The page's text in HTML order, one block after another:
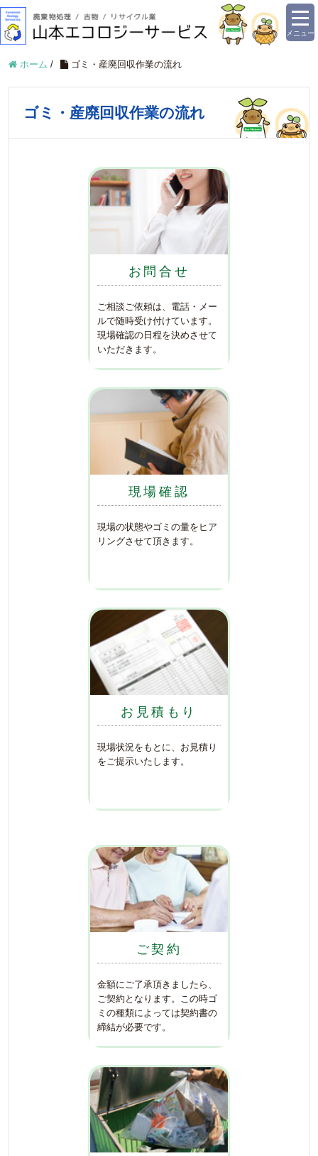
メニュー
ホーム / ゴミ・産廃回収作業の流れ
ゴミ・産廃回収作業の流れ
お問合せ
ご相談ご依頼は、電話・メー
ルで随時受け付けています。
現場確認の日程を決めさせて
いただきます。
現場確認
現場の状態やゴミの量をヒア
リングさせて頂きます。
お見積もり
現場状況をもとに、お見積り
をご提示いたします。
ご契約
金額にご了承頂きましたら、
ご契約となります。この時ゴ
ミの種類によっては契約書の
締結が必要です。